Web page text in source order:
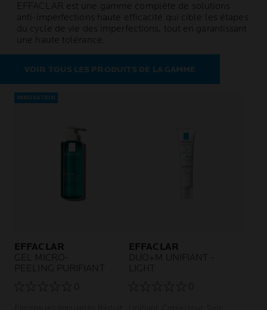
EFFACLAR est une gamme complète de solutions
anti-imperfections haute efficacité qui cible les étapes
du cycle de vie des imperfections, tout en garantissant
une haute tolérance.
VOIR TOUS LES PRODUITS DE LA GAMME
INNOVATION
EFFACLAR
GEL MICRO-
PEELING PURIFIANT
0
EFFACLAR
DUO+M UNIFIANT -
LIGHT
0